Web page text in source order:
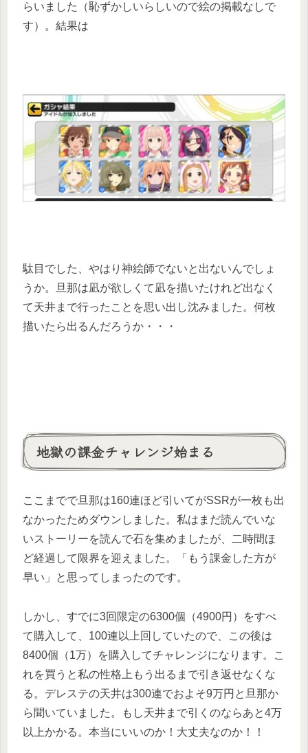
らいました（恥ずかしいらしいので絵の掲載なしで
す）。結果は
駄目でした、やはり神絵師でないと出ないんでしょ
うか。旦那は凪が欲しくて凪を描いたけれど出なく
て天井まで行ったことを思い出し沈みました。何枚
描いたら出るんだろうか・・・
地獄の課金チャレンジ始まる
ここまでで旦那は160連ほど引いてがSSRが一枚も出
なかったためダウンしました。私はまだ読んでいな
いストーリーを読んで石を集めましたが、二時間ほ
ど経過して限界を迎えました。「もう課金した方が
早い」と思ってしまったのです。
しかし、すでに3回限定の6300個（4900円）をすべ
て購入して、100連以上回していたので、この後は
8400個（1万）を購入してチャレンジになります。こ
れを買うと私の性格上もう出るまで引き返せなくな
る。デレステの天井は300連でおよそ9万円と旦那か
ら聞いていました。もし天井まで引くのならあと4万
以上かかる。本当にいいのか！大丈夫なのか！！